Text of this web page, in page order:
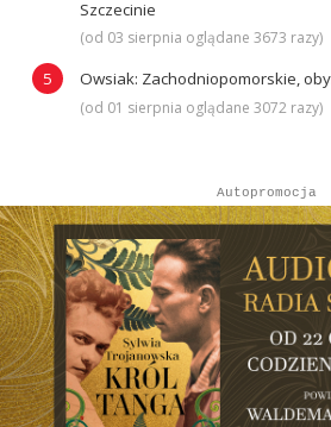
Szczecinie
(od 03 sierpnia oglądane 3673 razy)
Owsiak: Zachodniopomorskie,
(od 01 sierpnia oglądane 3072 razy)
Autopromocja